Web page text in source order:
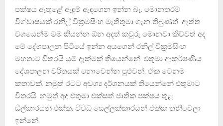
පක්ෂය ඇතුළේ ඇඳුම් ඇඳගෙන ඉන්න බෑ. මොනතරම්
විශ්වාසයක් රනිල් වික්‍රමසිංහ මැතිතුමා ගැන තිබුණත්. ඇත්ත
වශයෙන්ම මම කියන්න ඕන අදත් කවුරු මොනවා කිව්වත් අද
මේ දේශපාලන පිටියේ ඉන්න අයගෙන් රනිල් වික්‍රමසිංහ
මහතාට විතරයි යම් දැක්මක් තියෙන්නේ. එතුමා ආකර්ෂණීය
දේශපාලන චරිතයක් නොවෙන්න පුළුවන්. ඒක වෙනම
කතාවක්. නමුත් රටට අවශ්‍ය දර්ශනයක් තියෙන්නේ එතුමාට
විතරයි. නමුත් අද එතුමා එක්සත් ජාතික පක්ෂය තුළ
ඩීල්කාරයන් එක්ක. විවිධ සෙල්ලක්කාරයන් එක්ක තනිවෙලා
ඉන්නේ.